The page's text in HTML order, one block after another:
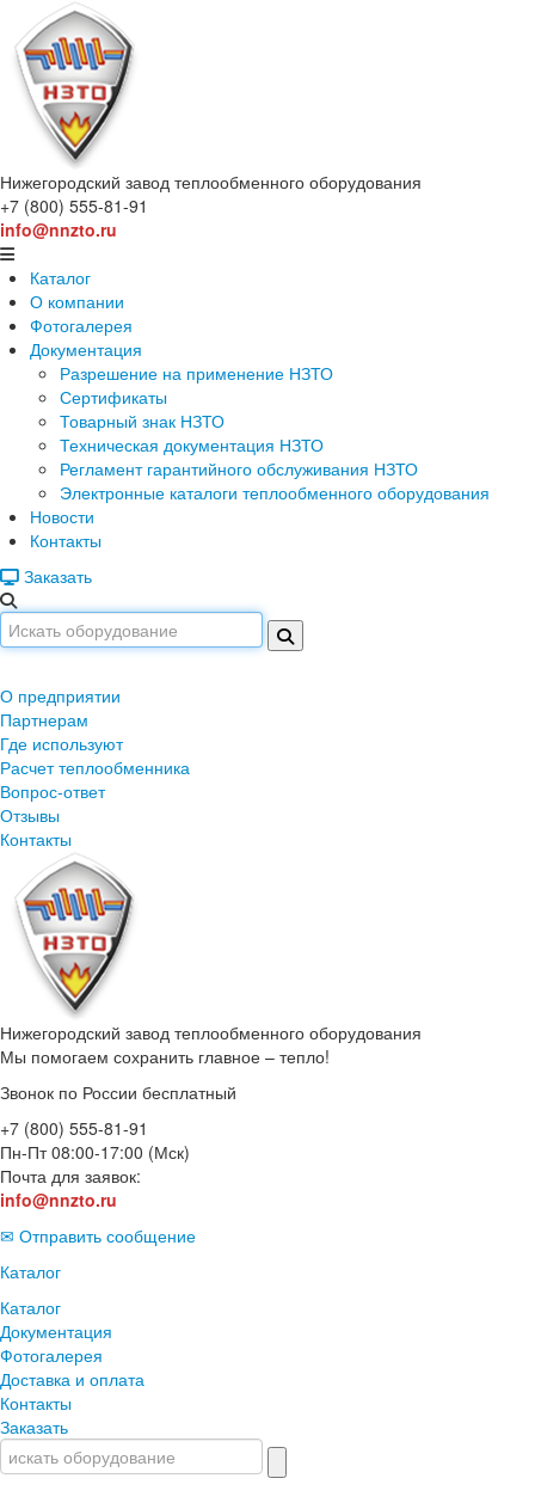
Нижегородский завод теплообменного оборудования
+7 (800) 555-81-91
info@nnzto.ru
Каталог
О компании
Фотогалерея
Документация
Разрешение на применение НЗТО
Сертификаты
Товарный знак НЗТО
Техническая документация НЗТО
Регламент гарантийного обслуживания НЗТО
Электронные каталоги теплообменного оборудования
Новости
Контакты
Заказать
О предприятии
Партнерам
Где используют
Расчет теплообменника
Вопрос-ответ
Отзывы
Контакты
Нижегородский завод теплообменного оборудования
Мы помогаем сохранить главное – тепло!
Звонок по России бесплатный
+7 (800) 555-81-91
Пн-Пт 08:00-17:00 (Мск)
Почта для заявок:
info@nnzto.ru
✉ Отправить сообщение
Каталог
Каталог
Документация
Фотогалерея
Доставка и оплата
Контакты
Заказать